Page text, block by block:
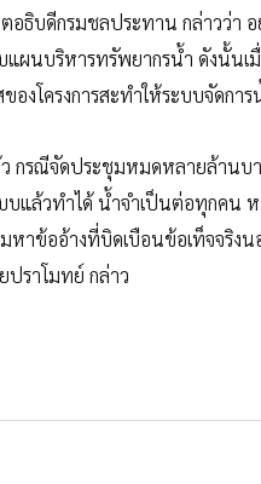
อธิบดีกรมชลประทาน กล่าวว่า
แผนบริหารทรัพยากรน้ำ ดังนั้น
องโครงการสะทำให้ระบบจัด
ว กรณีจัดประชุมหมดหลายล้าน
บแล้วทำได้ น้ำจำเป็นต่อทุกคน
หาข้ออ้างที่บิดเบือนข้อเท็จจริง
ปราโมทย์ กล่าว